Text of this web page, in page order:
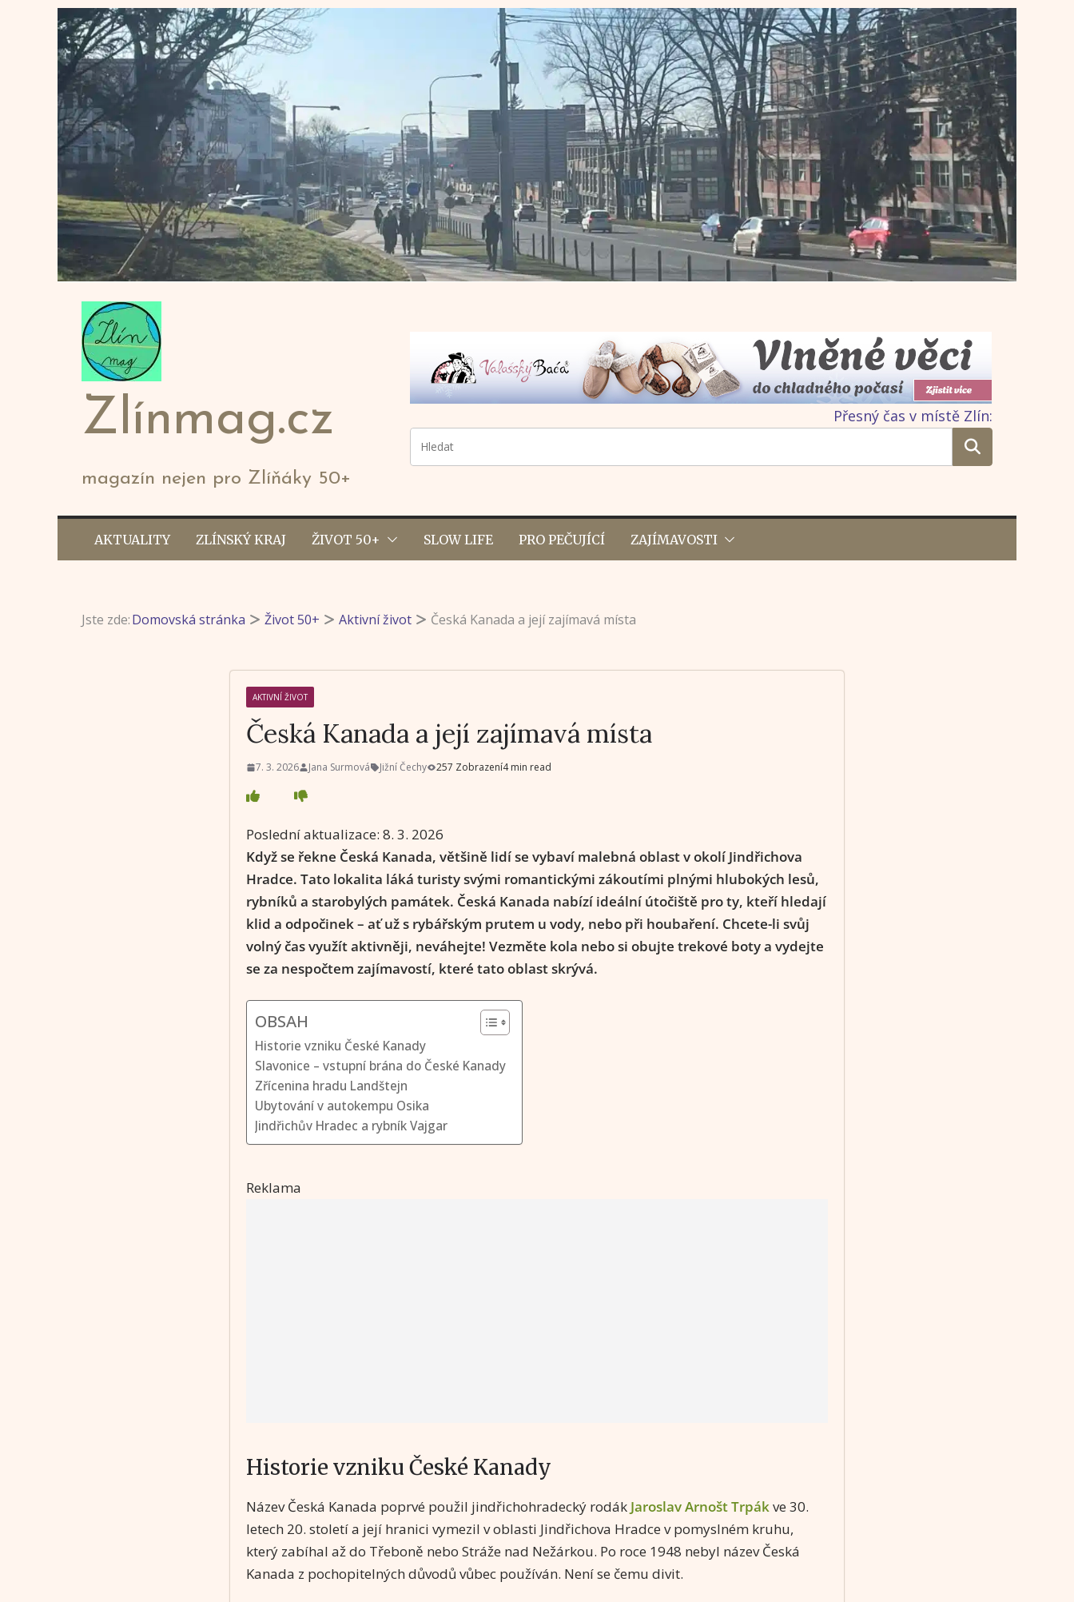
Přeskočit
na
obsah
Zlínmag.cz
magazín nejen pro Zlíňáky 50+
Přesný čas v místě Zlín:
AKTUALITY ZLÍNSKÝ KRAJ ŽIVOT 50+ SLOW LIFE PRO PEČUJÍCÍ ZAJÍMAVOSTI
Jste zde:Domovská stránka Život 50+ Aktivní život Česká Kanada a její zajímavá místa
AKTIVNÍ ŽIVOT
Česká Kanada a její zajímavá místa
7. 3. 2026 Jana Surmová Jižní Čechy 257 Zobrazení4 min read
Poslední aktualizace: 8. 3. 2026
Když se řekne Česká Kanada, většině lidí se vybaví malebná oblast v okolí Jindřichova
Hradce. Tato lokalita láká turisty svými romantickými zákoutími plnými hlubokých lesů,
rybníků a starobylých památek. Česká Kanada nabízí ideální útočiště pro ty, kteří hledají
klid a odpočinek – ať už s rybářským prutem u vody, nebo při houbaření. Chcete-li svůj
volný čas využít aktivněji, neváhejte! Vezměte kola nebo si obujte trekové boty a vydejte
se za nespočtem zajímavostí, které tato oblast skrývá.
OBSAH
Historie vzniku České Kanady
Slavonice – vstupní brána do České Kanady
Zřícenina hradu Landštejn
Ubytování v autokempu Osika
Jindřichův Hradec a rybník Vajgar
Reklama
Historie vzniku České Kanady
Název Česká Kanada poprvé použil jindřichohradecký rodák Jaroslav Arnošt Trpákve 30.
letech 20. století a její hranici vymezil v oblasti Jindřichova Hradce v pomyslném kruhu,
který zabíhal až do Třeboně nebo Stráže nad Nežárkou. Po roce 1948 nebyl název Česká
Kanada z pochopitelných důvodů vůbec používán. Není se čemu divit.